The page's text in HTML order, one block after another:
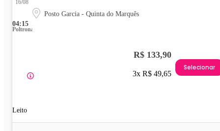
04:15
16/08
Posto Garcia - Quinta do Marquês
Poltrona
Leito
R$ 133,90
3x R$ 49,65
Selecionar